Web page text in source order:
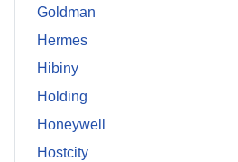
Goldman
Hermes
Hibiny
Holding
Honeywell
Hostcity